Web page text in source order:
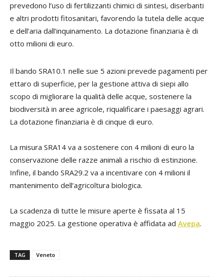
prevedono l’uso di fertilizzanti chimici di sintesi, diserbanti
e altri prodotti fitosanitari, favorendo la tutela delle acque
e dell’aria dall’inquinamento. La dotazione finanziaria è di
otto milioni di euro.
Il bando SRA10.1 nelle sue 5 azioni prevede pagamenti per
ettaro di superficie, per la gestione attiva di siepi allo
scopo di migliorare la qualità delle acque, sostenere la
biodiversità in aree agricole, riqualificare i paesaggi agrari.
La dotazione finanziaria è di cinque di euro.
La misura SRA14 va a sostenere con 4 milioni di euro la
conservazione delle razze animali a rischio di estinzione.
Infine, il bando SRA29.2 va a incentivare con 4 milioni il
mantenimento dell’agricoltura biologica.
La scadenza di tutte le misure aperte è fissata al 15
maggio 2025. La gestione operativa è affidata ad Avepa.
TAG Veneto